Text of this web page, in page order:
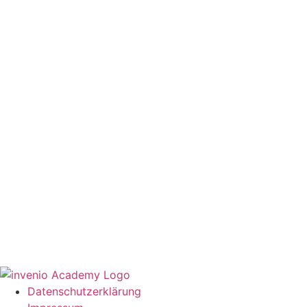
Datenschutzerklärung